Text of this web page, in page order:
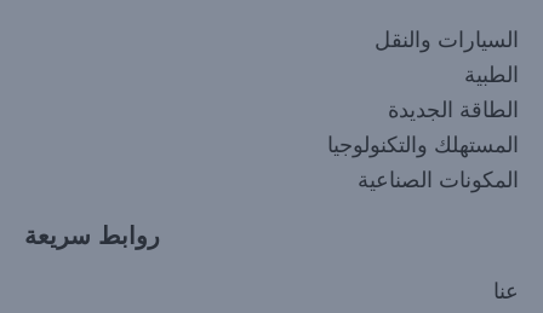
السيارات والنقل
الطبية
الطاقة الجديدة
المستهلك والتكنولوجيا
المكونات الصناعية
روابط سريعة
عنا